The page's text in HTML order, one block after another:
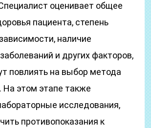
оценивает общее
пациента, степень
наличие
и других факторов,
повлиять на выбор метода
На этом этапе также
исследования,
противопоказания к